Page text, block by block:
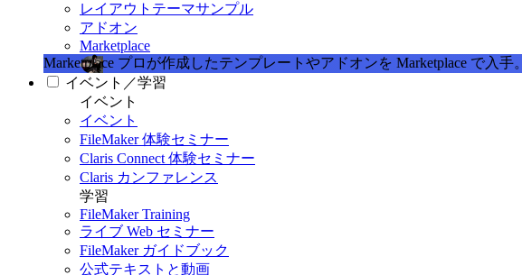
レイアウトテーマサンプル
アドオン
Marketplace
Marketplace プロが作成したテンプレートやアドオンを Marketplace で入手。
イベント／学習
イベント
イベント
FileMaker 体験セミナー
Claris Connect 体験セミナー
Claris カンファレンス
学習
FileMaker Training
ライブ Web セミナー
FileMaker ガイドブック
公式テキストと動画